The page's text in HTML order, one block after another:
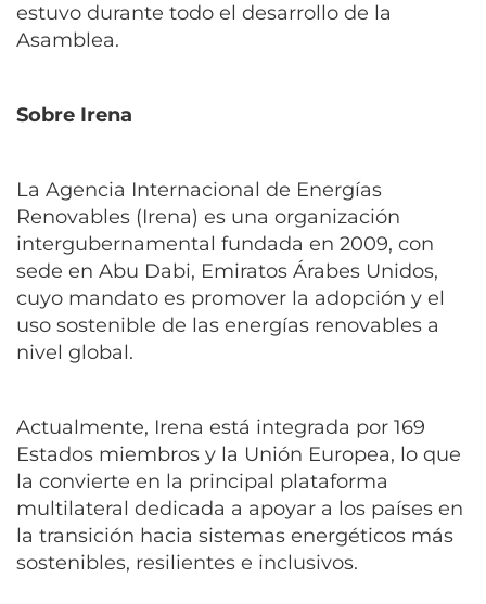
estuvo durante todo el desarrollo de la
Asamblea.
Sobre Irena
La Agencia Internacional de Energías
Renovables (Irena) es una organización
intergubernamental fundada en 2009, con
sede en Abu Dabi, Emiratos Árabes Unidos,
cuyo mandato es promover la adopción y el
uso sostenible de las energías renovables a
nivel global.
Actualmente, Irena está integrada por 169
Estados miembros y la Unión Europea, lo que
la convierte en la principal plataforma
multilateral dedicada a apoyar a los países en
la transición hacia sistemas energéticos más
sostenibles, resilientes e inclusivos.